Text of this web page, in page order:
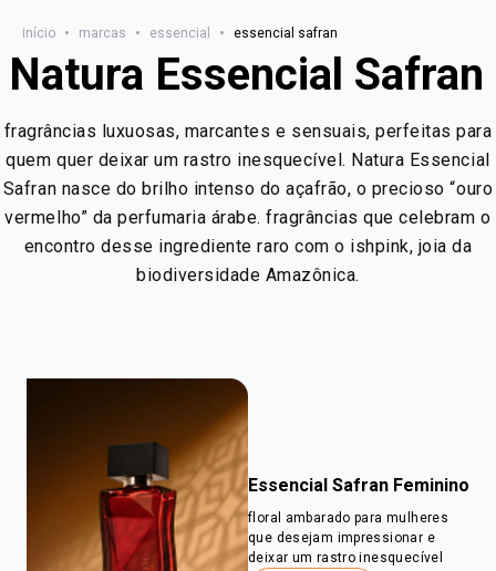
início • marcas • essencial • essencial safran
Natura Essencial Safran
fragrâncias luxuosas, marcantes e sensuais, perfeitas para
quem quer deixar um rastro inesquecível. Natura Essencial
Safran nasce do brilho intenso do açafrão, o precioso “ouro
vermelho” da perfumaria árabe. fragrâncias que celebram o
encontro desse ingrediente raro com o ishpink, joia da
biodiversidade Amazônica.
Essencial Safran Feminino
floral ambarado para mulheres
que desejam impressionar e
deixar um rastro inesquecível